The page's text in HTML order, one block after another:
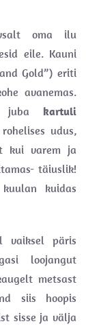
oma ilu
eile. Kauni
Gold”) eriti
avanemas.
juba kartuli
udus,
kui varem ja
täiuslik!
kuidas
vaiksel päris
loojangut
metsast
siis hoopis
sisse ja välja